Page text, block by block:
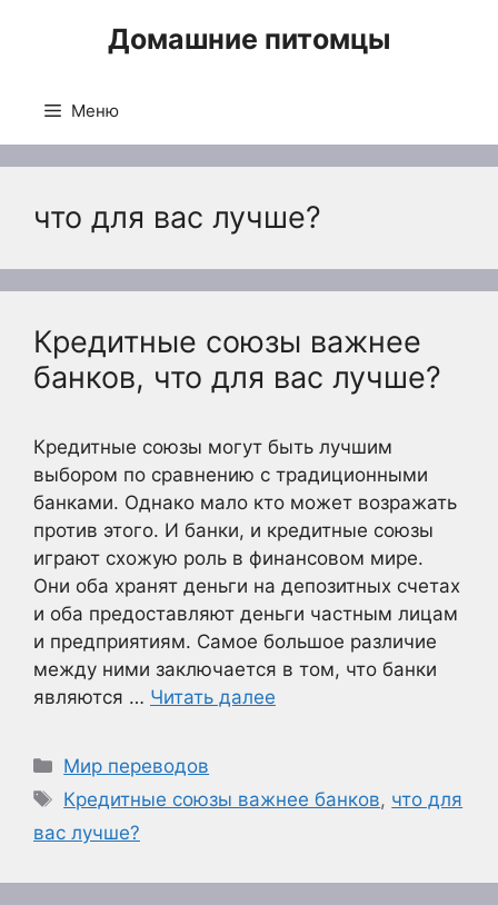
Домашние питомцы
Меню
что для вас лучше?
Кредитные союзы важнее
банков, что для вас лучше?
Кредитные союзы могут быть лучшим
выбором по сравнению с традиционными
банками. Однако мало кто может возражать
против этого. И банки, и кредитные союзы
играют схожую роль в финансовом мире.
Они оба хранят деньги на депозитных счетах
и оба предоставляют деньги частным лицам
и предприятиям. Самое большое различие
между ними заключается в том, что банки
являются … Читать далее
Рубрики
Мир переводов
Метки
Кредитные союзы важнее банков, что для
вас лучше?